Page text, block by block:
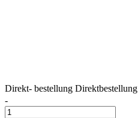
Direkt- bestellung Direktbestellung
-